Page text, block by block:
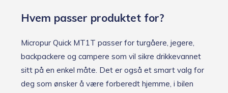
Hvem passer produktet for?
Micropur Quick MT1T passer for turgåere, jegere,
backpackere og campere som vil sikre drikkevannet
sitt på en enkel måte. Det er også et smart valg for
deg som ønsker å være forberedt hjemme, i bilen